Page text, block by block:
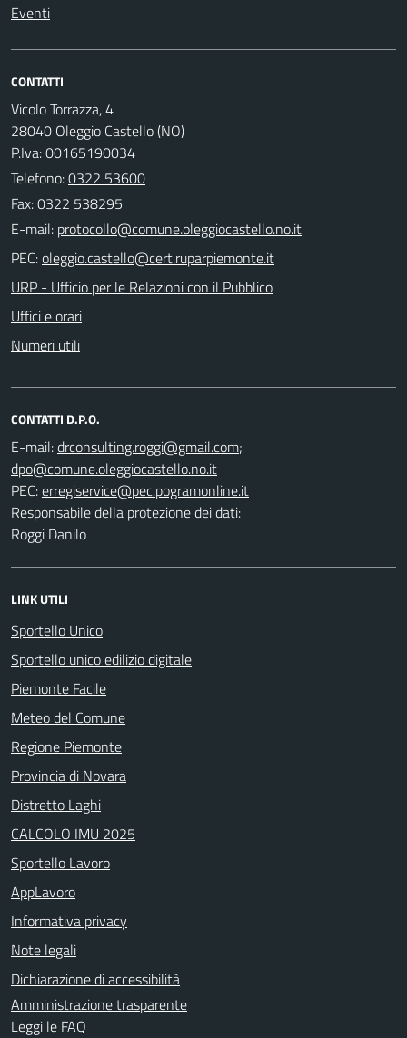
Eventi
CONTATTI
Vicolo Torrazza, 4
28040 Oleggio Castello (NO)
P.Iva: 00165190034
Telefono:0322 53600
Fax: 0322 538295
E-mail:
PEC:
URP - Ufficio per le Relazioni con il Pubblico
Uffici e orari
Numeri utili
CONTATTI D.P.O.
E-mail:
;
PEC:
Responsabile della protezione dei dati:
Roggi Danilo
LINK UTILI
Sportello Unico
Sportello unico edilizio digitale
Piemonte Facile
Meteo del Comune
Regione Piemonte
Provincia di Novara
Distretto Laghi
CALCOLO IMU 2025
Sportello Lavoro
AppLavoro
Informativa privacy
Note legali
Dichiarazione di accessibilità
Amministrazione trasparente
Leggi le FAQ